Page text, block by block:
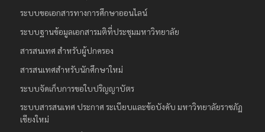
ระบบขอเอกสารทางการศึกษาออนไลน์
ระบบฐานข้อมูลเอกสารมติที่ประชุมมหาวิทยาลัย
สารสนเทศ สำหรับผู้ปกครอง
สารสนเทศสำหรับนักศึกษาใหม่
ระบบจัดเก็บการขอใบปริญญาบัตร
ระบบสารสนเทศ ประกาศ ระเบียบและข้อบังคับ มหาวิทยาลัยราชภัฏ
เชียงใหม่